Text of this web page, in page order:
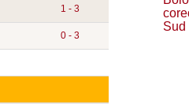
1 - 3
0 - 3
Sud